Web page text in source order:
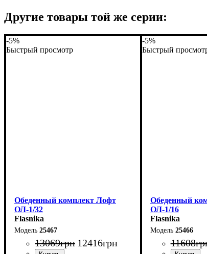
Другие товары той же серии:
-5%
Быстрый просмотр
Обеденный комплект Лофт
ОЛ-1/32
Flasnika
25467
13069грн 12416грн
-5%
Быстрый
Обеденный
ОЛ-1/16
Flasnika
25466
11608